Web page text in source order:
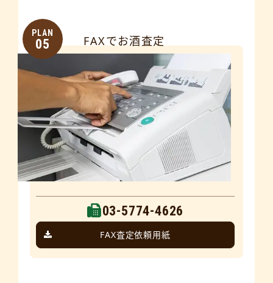
PLAN
05 FAXでお酒査定
03-5774-4626
FAX査定依頼用紙